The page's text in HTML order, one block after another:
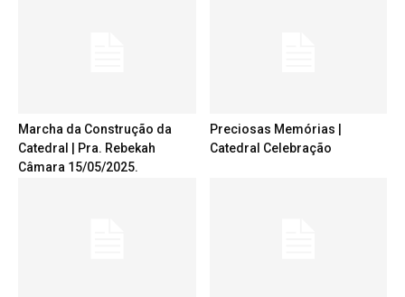
Marcha da Construção da
Catedral | Pra. Rebekah
Câmara 15/05/2025.
Preciosas Memórias |
Catedral Celebração